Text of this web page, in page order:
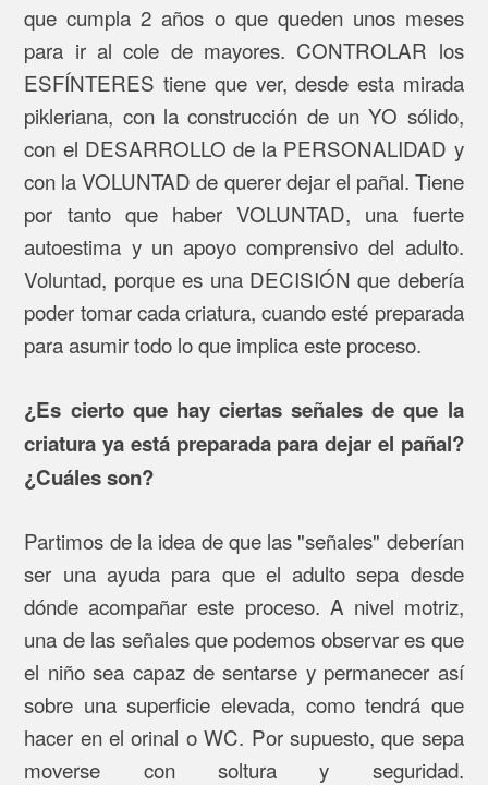
que cumpla 2 años o que queden unos meses
para ir al cole de mayores. CONTROLAR los
ESFÍNTERES tiene que ver, desde esta mirada
pikleriana, con la construcción de un YO sólido,
con el DESARROLLO de la PERSONALIDAD y
con la VOLUNTAD de querer dejar el pañal. Tiene
por tanto que haber VOLUNTAD, una fuerte
autoestima y un apoyo comprensivo del adulto.
Voluntad, porque es una DECISIÓN que debería
poder tomar cada criatura, cuando esté preparada
para asumir todo lo que implica este proceso.
¿Es cierto que hay ciertas señales de que la
criatura ya está preparada para dejar el pañal?
¿Cuáles son?
Partimos de la idea de que las "señales" deberían
ser una ayuda para que el adulto sepa desde
dónde acompañar este proceso. A nivel motriz,
una de las señales que podemos observar es que
el niño sea capaz de sentarse y permanecer así
sobre una superficie elevada, como tendrá que
hacer en el orinal o WC. Por supuesto, que sepa
moverse con soltura y seguridad.